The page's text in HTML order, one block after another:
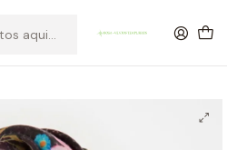
em compras para Portugal superiores a